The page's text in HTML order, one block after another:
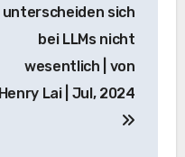
unterscheiden sich
bei LLMs nicht
wesentlich | von
Henry Lai | Jul, 2024